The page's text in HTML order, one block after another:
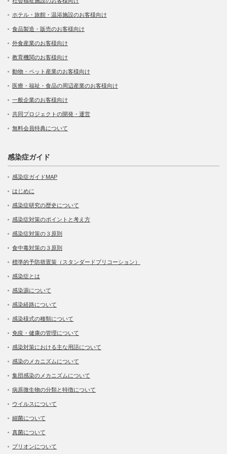
ホテル・旅館・温浴施設のお客様向け
食品製造・販売のお客様向け
外食産業のお客様向け
教育機関のお客様向け
動物・ペット産業のお客様向け
医療・福祉・食品の周辺産業のお客様向け
一般企業のお客様向け
共同プロジェクトの開発・運営
無料会員特典について
感染症ガイド
感染症ガイドMAP
はじめに
感染症研究の歴史について
感染症対策のポイントと考え方
感染症対策の３原則
食中毒対策の３原則
標準的予防措置策（スタンダードプリコーション）
感染症とは
感染源について
感染経路について
感染様式の種類について
免疫・健康の管理について
感染対策における主な用語について
感染のメカニズムについて
集団感染のメカニズムについて
病原微生物の分類と特徴について
ウイルスについて
細菌について
真菌について
プリオンについて